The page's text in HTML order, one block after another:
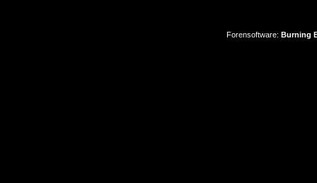
Forensoftware: Burning